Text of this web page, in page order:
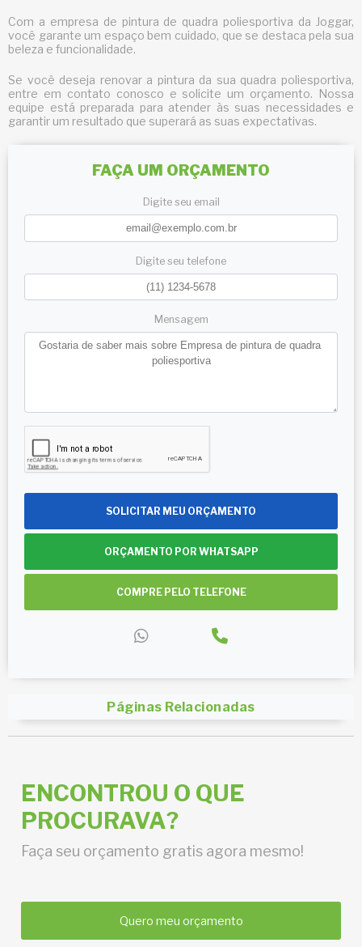
Com a empresa de pintura de quadra poliesportiva da Joggar,
você garante um espaço bem cuidado, que se destaca pela sua
beleza e funcionalidade.
Se você deseja renovar a pintura da sua quadra poliesportiva,
entre em contato conosco e solicite um orçamento. Nossa
equipe está preparada para atender às suas necessidades e
garantir um resultado que superará as suas expectativas.
FAÇA UM ORÇAMENTO
Digite seu email
Digite seu telefone
Mensagem
SOLICITAR MEU ORÇAMENTO
ORÇAMENTO POR WHATSAPP
COMPRE PELO TELEFONE
Páginas Relacionadas
ENCONTROU O QUE
PROCURAVA?
Faça seu orçamento gratis agora mesmo!
Quero meu orçamento